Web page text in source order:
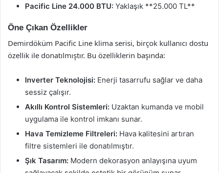
Pacific Line 24.000 BTU: Yaklaşık **25.000 TL**
Öne Çıkan Özellikler
Demirdöküm Pacific Line klima serisi, birçok kullanıcı dostu
özellik ile donatılmıştır. Bu özelliklerin başında:
Inverter Teknolojisi: Enerji tasarrufu sağlar ve daha
sessiz çalışır.
Akıllı Kontrol Sistemleri: Uzaktan kumanda ve mobil
uygulama ile kontrol imkanı sunar.
Hava Temizleme Filtreleri: Hava kalitesini artıran
filtre sistemleri ile donatılmıştır.
Şık Tasarım: Modern dekorasyon anlayışına uyum